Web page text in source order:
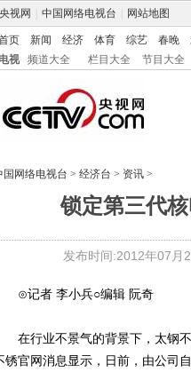
央视网 中国网络电视台 网站地图
页 新闻 经济 体育 综艺 春晚
电视
频道大全 栏目大全 节目大全
国网络电视台 > 经济台 > 资讯 >
锁定第三代
发布时间:2012年07月
⊙记者 李小兵○编辑 阮奇
在行业不景气的背景下，太钢不
锈官网消息显示，日前，由公司